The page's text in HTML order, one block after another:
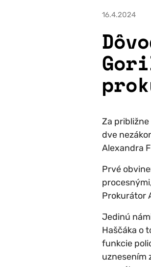
16.4.2024
Za
dve
Alexandra
Prvé
Prokurátor
Jedinú
Haščáka o
funkcie
uznesením